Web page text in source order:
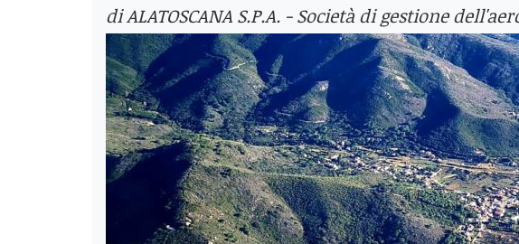
di ALATOSCANA S.P.A. - Società di gestione